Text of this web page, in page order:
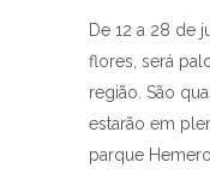
De 12 a 28 de
flores, será
região. São
estarão em
parque